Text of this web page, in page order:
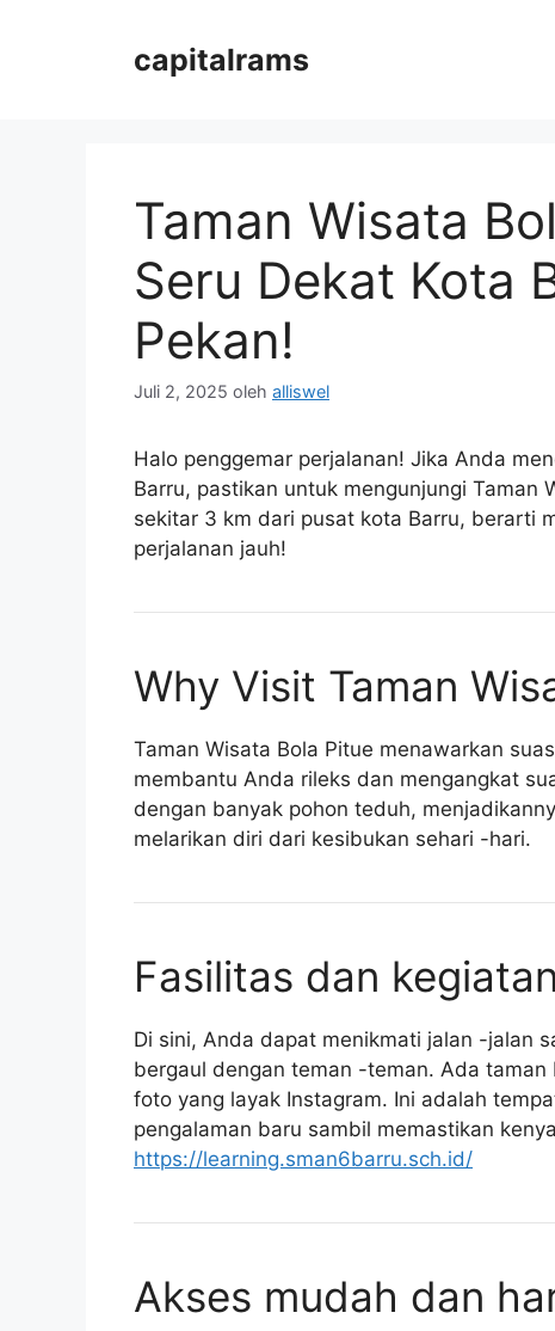
capitalrams
Taman Wisata
Seru Dekat Kota
Pekan!
Juli 2, 2025 oleh alliswel
Halo penggemar perjalanan! Jika Anda
Barru, pastikan untuk mengunjungi Taman
sekitar 3 km dari pusat kota Barru, berarti
perjalanan jauh!
Why Visit Taman
Taman Wisata Bola Pitue menawarkan
membantu Anda rileks dan mengangkat
dengan banyak pohon teduh,
melarikan diri dari kesibukan sehari -hari.
Fasilitas dan
Di sini, Anda dapat menikmati jalan -jalan
bergaul dengan teman -teman. Ada
foto yang layak Instagram. Ini adalah
pengalaman baru sambil memastikan
https://learning.sman6barru.sch.id/
Akses mudah dan